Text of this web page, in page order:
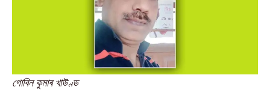
গোবিন কুমাৰ খাউণ্ড